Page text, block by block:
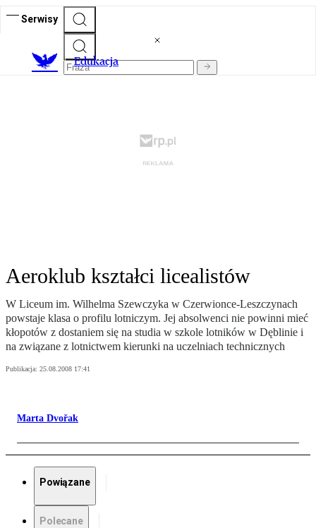
Serwisy
Edukacja
Aeroklub kształci licealistów
W Liceum im. Wilhelma Szewczyka w Czerwionce-Leszczynach
powstaje klasa o profilu lotniczym. Jej absolwenci nie powinni mieć
kłopotów z dostaniem się na studia w szkole lotników w Dęblinie i
na związane z lotnictwem kierunki na uczelniach technicznych
Publikacja: 25.08.2008 17:41
Marta Dvořak
Powiązane
Polecane